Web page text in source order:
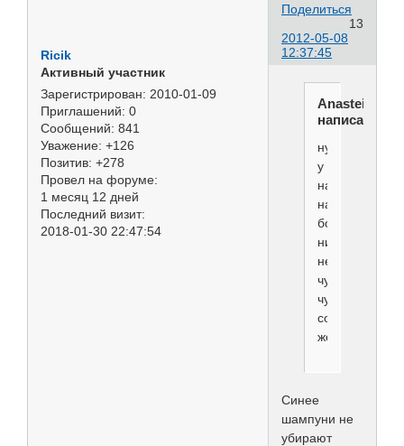
Поделиться
13
2012-05-08
12:37:45
Ricik
Активный участник
Зарегистрирован: 2010-01-09
Приглашений: 0
Сообщений: 841
Уважение: +126
Позитив: +278
Провел на форуме:
1 месяц 12 дней
Последний визит:
2018-01-30 22:47:54
Anasteisha
написал(а):
ну
у
нас
на
бороде
ничего
нет,
чуть-
чуточки
совсем
желтизны
Синее
шампуни не
убирают